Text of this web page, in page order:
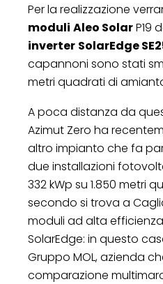
Per la realizzazione
moduli Aleo SolarP19
inverter SolarEdge
capannoni sono stati
metri quadrati di
A poca distanza da
Azimut Zero ha
altro impianto che fa
due installazioni
332 kWp su 1.850 metri
secondo si trova a
moduli ad alta
SolarEdge: in questo
Gruppo MOL, azienda
comparazione